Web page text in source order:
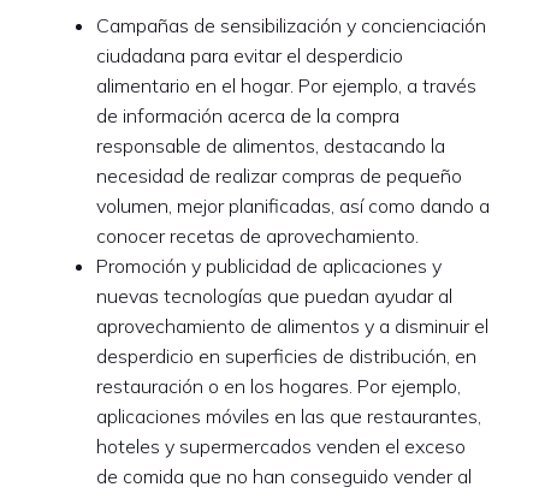
Campañas de sensibilización y concienciación
ciudadana para evitar el desperdicio
alimentario en el hogar. Por ejemplo, a través
de información acerca de la compra
responsable de alimentos, destacando la
necesidad de realizar compras de pequeño
volumen, mejor planificadas, así como dando a
conocer recetas de aprovechamiento.
Promoción y publicidad de aplicaciones y
nuevas tecnologías que puedan ayudar al
aprovechamiento de alimentos y a disminuir el
desperdicio en superficies de distribución, en
restauración o en los hogares. Por ejemplo,
aplicaciones móviles en las que restaurantes,
hoteles y supermercados venden el exceso
de comida que no han conseguido vender al